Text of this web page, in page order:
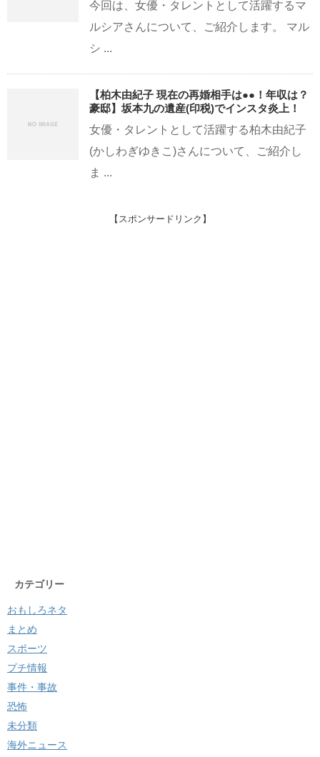
今回は、女優・タレントとして活躍するマ
ルシアさんについて、ご紹介します。 マル
シ ...
【柏木由紀子 現在の再婚相手は●●！年収は？
豪邸】坂本九の遺産(印税)でインスタ炎上！
女優・タレントとして活躍する柏木由紀子
(かしわぎゆきこ)さんについて、ご紹介し
ま ...
【スポンサードリンク】
カテゴリー
おもしろネタ
まとめ
スポーツ
プチ情報
事件・事故
恐怖
未分類
海外ニュース